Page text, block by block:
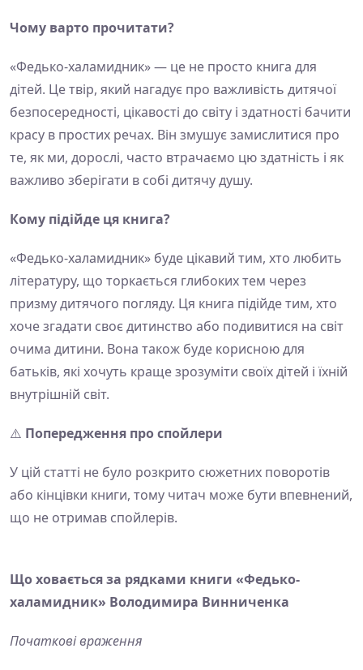
Чому варто прочитати?
«Федько-халамидник» — це не просто книга для
дітей. Це твір, який нагадує про важливість дитячої
безпосередності, цікавості до світу і здатності бачити
красу в простих речах. Він змушує замислитися про
те, як ми, дорослі, часто втрачаємо цю здатність і як
важливо зберігати в собі дитячу душу.
Кому підійде ця книга?
«Федько-халамидник» буде цікавий тим, хто любить
літературу, що торкається глибоких тем через
призму дитячого погляду. Ця книга підійде тим, хто
хоче згадати своє дитинство або подивитися на світ
очима дитини. Вона також буде корисною для
батьків, які хочуть краще зрозуміти своїх дітей і їхній
внутрішній світ.
⚠️ Попередження про спойлери
У цій статті не було розкрито сюжетних поворотів
або кінцівки книги, тому читач може бути впевнений,
що не отримав спойлерів.
Що ховається за рядками книги «Федько-
халамидник» Володимира Винниченка
Початкові враження